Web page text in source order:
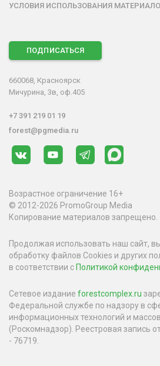
УСЛОВИЯ ИСПОЛЬЗОВАНИЯ
ПОДПИСАТЬСЯ
660068, Красноярск
Мичурина, 3в, оф.405
+7 391 219 01 19
forest@pgmedia.ru
Возрастное ограничение 16+
© 2012-2026 PromoGroup Media
Копирование материалов запрещено.
Продолжая использовать наш сайт,
обработку файлов Cookies и других
в соответствии сПолитикой
Сетевое издание forestcomplex.ru
Федеральной службе по надзору в
информационных технологий и
(Роскомнадзор). Реестровая запись
- 76719.